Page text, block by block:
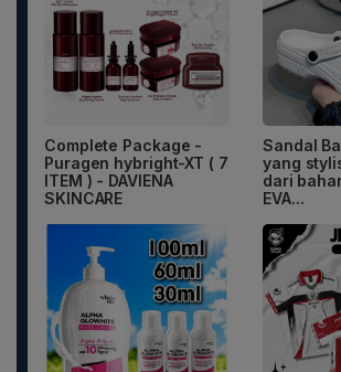
Complete Package -
Puragen hybright-XT ( 7
ITEM ) - DAVIENA
SKINCARE
Sandal
yang
dari
EVA...